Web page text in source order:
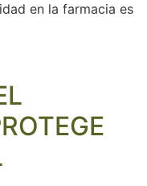
en la farmacia es